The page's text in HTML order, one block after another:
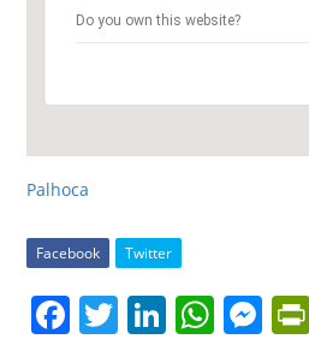
Do you own this website?
Palhoca
Facebook Twitter
F T Li W M